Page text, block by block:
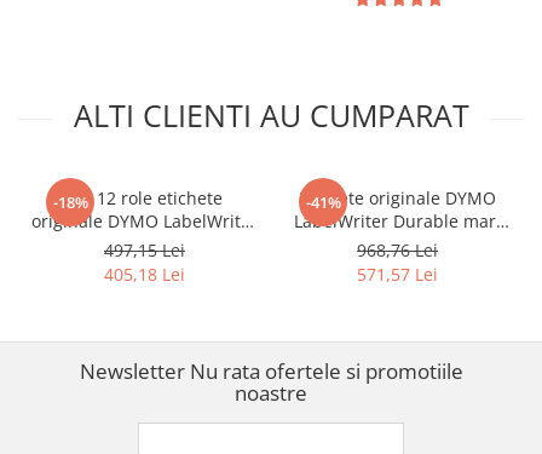
Bluetooth și USB,
ALTI CLIENTI AU CUMPARAT
-18%
Set 12 role etichete
originale DYMO LabelWriter
standard albe 28 x 89 mm
pentru adrese si
identificare 2093091
497,15 Lei
405,18 Lei
-41%
Etichete originale DYMO
LabelWriter Durable mari
59 x 190 mm pentru
echipamente, active si
identificare industriala
968,76 Lei
571,57 Lei
Newsletter Nu rata ofertele si promotiile
noastre